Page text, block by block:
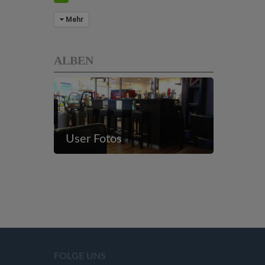
Mehr
ALBEN
User Fotos
FOLGE UNS